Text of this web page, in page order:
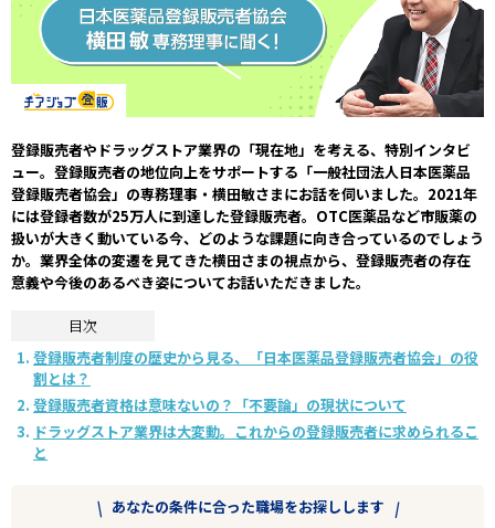
登録販売者やドラッグストア業界の「現在地」を考える、特別インタビ
ュー。登録販売者の地位向上をサポートする「一般社団法人日本医薬品
登録販売者協会」の専務理事・横田敏さまにお話を伺いました。2021年
には登録者数が25万人に到達した登録販売者。OTC医薬品など市販薬の
扱いが大きく動いている今、どのような課題に向き合っているのでしょう
か。業界全体の変遷を見てきた横田さまの視点から、登録販売者の存在
意義や今後のあるべき姿についてお話いただきました。
目次
登録販売者制度の歴史から見る、「日本医薬品登録販売者協会」の役
割とは？
登録販売者資格は意味ないの？「不要論」の現状について
ドラッグストア業界は大変動。これからの登録販売者に求められるこ
と
あなたの条件に合った職場をお探しします